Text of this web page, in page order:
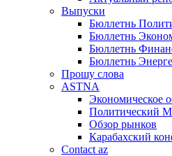
Выпуски
Бюллетнь
Бюллетнь
Бюллетнь
Бюллетнь
Прошу слова
ASTNA
Экономическое
Политический
Обзор рынков
Карабахский
Contact az